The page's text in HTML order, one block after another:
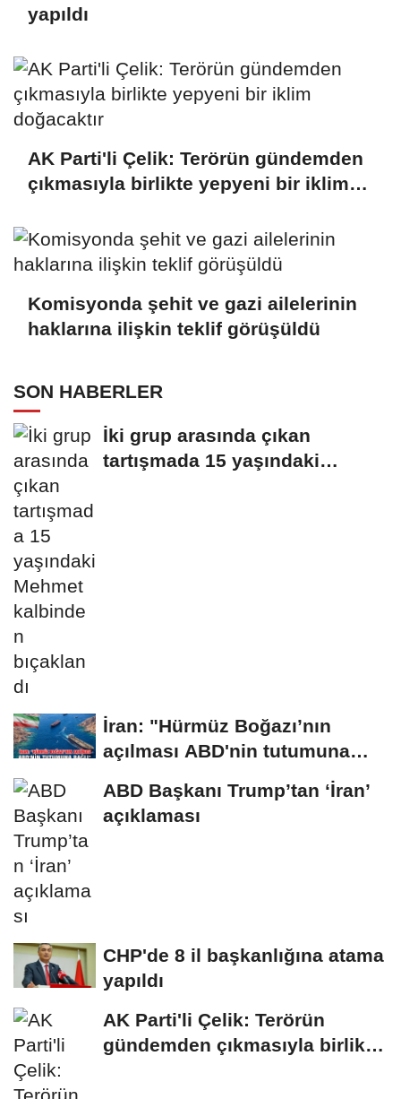
yapıldı
AK Parti'li Çelik: Terörün gündemden
çıkmasıyla birlikte yepyeni bir iklim
Komisyonda şehit ve gazi ailelerinin
haklarına ilişkin teklif görüşüldü
SON HABERLER
İki grup arasında çıkan
tartışmada 15 yaşındaki
İran: "Hürmüz Boğazı’nın
açılması ABD'nin tutumuna
ABD Başkanı Trump’tan ‘İran’
açıklaması
CHP'de 8 il başkanlığına atama
yapıldı
AK Parti'li Çelik: Terörün
gündemden çıkmasıyla birlikte